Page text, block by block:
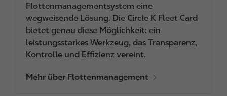
Flottenmanagementsystem eine
wegweisende Lösung. Die Circle K Fleet Card
bietet genau diese Möglichkeit: ein
leistungsstarkes Werkzeug, das Transparenz,
Kontrolle und Effizienz vereint.
Mehr über Flottenmanagement